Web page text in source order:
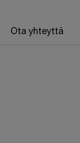
Ota yhteyttä